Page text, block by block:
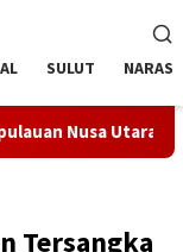
SULUT NARASI
PLN
Tersangka